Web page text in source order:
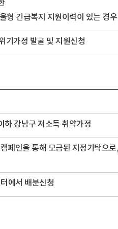
형 긴급복지 지원이력이 있는 경
기가정 발굴 및 지원신청
하 강남구 저소득 취약가정
페인을 통해 모금된 지정기탁으
에서 배분신청